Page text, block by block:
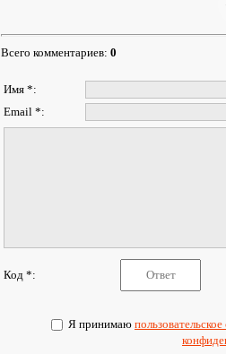
Всего комментариев: 0
Имя *:
Email *:
Код *:
Я принимаю